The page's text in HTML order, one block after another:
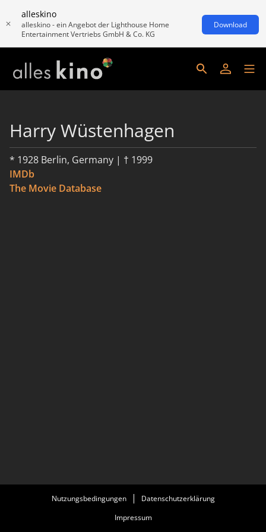
alleskino
alleskino - ein Angebot der Lighthouse Home
Entertainment Vertriebs GmbH & Co. KG
Download
Harry Wüstenhagen
* 1928 Berlin, Germany | † 1999
IMDb
The Movie Database
Nutzungsbedingungen
Datenschutzerklärung
Impressum